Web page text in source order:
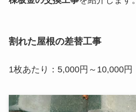
割れた屋根の差替工事
1枚あたり：5,000円～10,000円